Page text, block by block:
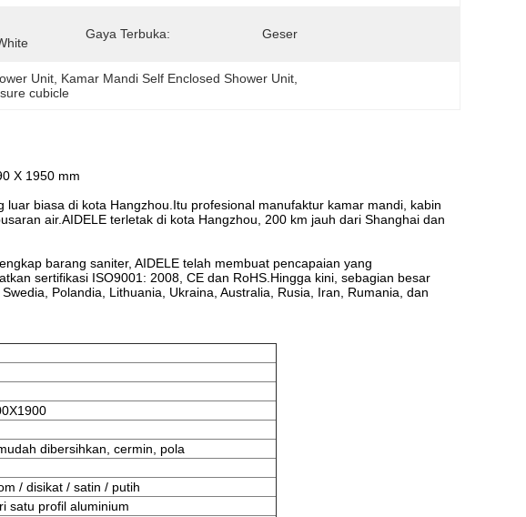
Gaya Terbuka: Geser
Unit Kamar Mandi Self Enclosed Shower Unit
cubicle
X 1950 mm
biasa di kota Hangzhou.Itu profesional manufaktur kamar mandi, kabin
air.AIDELE terletak di kota Hangzhou, 200 km jauh dari Shanghai dan
barang saniter, AIDELE telah membuat pencapaian yang
sertifikasi ISO9001: 2008, CE dan RoHS.Hingga kini, sebagian besar
Polandia, Lithuania, Ukraina, Australia, Rusia, Iran, Rumania, dan
dibersihkan, cermin, pola
/ disikat / satin / putih
satu profil aluminium